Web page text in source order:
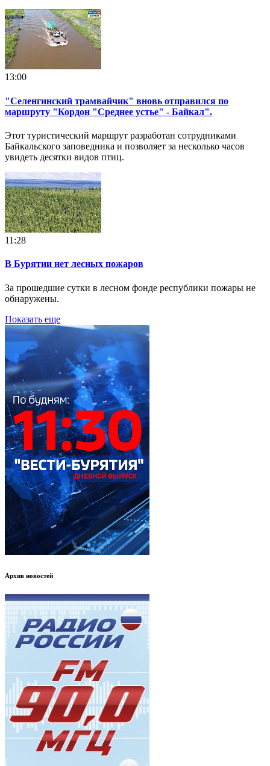
13:00
"Селенгинский трамвайчик" вновь отправился по
маршруту "Кордон "Среднее устье" - Байкал".
Этот туристический маршрут разработан сотрудниками
Байкальского заповедника и позволяет за несколько часов
увидеть десятки видов птиц.
11:28
В Бурятии нет лесных пожаров
За прошедшие сутки в лесном фонде республики пожары не
обнаружены.
Показать еще
Архив новостей